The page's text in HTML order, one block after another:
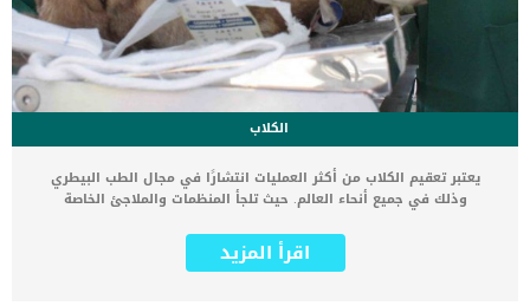
الكلاب
يعتبر تعقيم الكلاب من أكثر العمليات انتشارًا في مجال الطب البيطري
وذلك في جميع أنحاء العالم. حيث تلجأ المنظمات والملاجئ الخاصة
كل مكان. المقصود بعملية تعقيم الكلاب هو القيام بعملية جراحية للكلاب
لمنعها من التزاوج والتكاثر ويتم ذلك عن طريق إزالة الجهاز التناسلي
اقرأ المزيد